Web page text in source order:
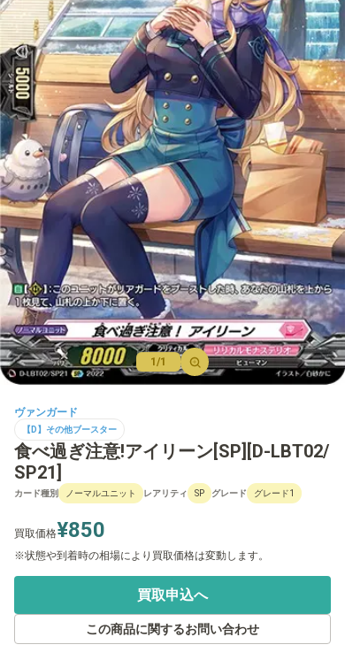
【DZ】ブースター
【DZ】その他ブースター
【DZ】デッキなど
【D】ブースター
【D】その他ブースター
【D】デッキなど
【DPR】PRカード
1/1
ヴァンガード
【D】その他ブースター
食べ過ぎ注意!アイリーン[SP][D-LBT02/
SP21]
カード種別 ノーマルユニット レアリティ SP グレード グレード1
買取価格¥850
状態や到着時の相場により買取価格は変動します。
買取申込へ
この商品に関するお問い合わせ